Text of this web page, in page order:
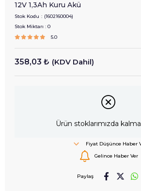
12V 1,3Ah Kuru Akü
Stok Kodu
(1602160004)
Stok Miktarı : 0
5.0
358,03 ₺ (KDV Dahil)
Ürün stoklarımızda
Fiyat Düşünce Haber
Gelince Haber Ver
Paylaş